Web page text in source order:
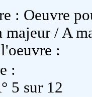
: Oeuvre
majeur / A
:
:
5 sur 12